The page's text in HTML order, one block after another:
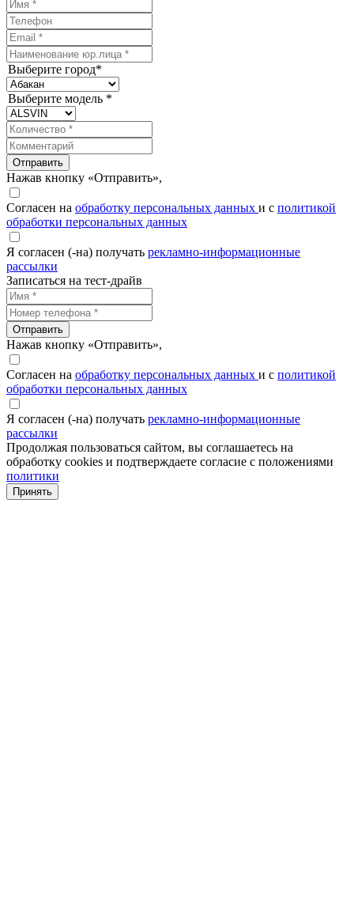
Выберите город*
Выберите модель *
Отправить
Нажав кнопку «Отправить»,
Согласен на обработку персональных данных и с политикой
обработки персональных данных
Я согласен (-на) получать рекламно-информационные
рассылки
Записаться на тест-драйв
Отправить
Нажав кнопку «Отправить»,
Согласен на обработку персональных данных и с политикой
обработки персональных данных
Я согласен (-на) получать рекламно-информационные
рассылки
Продолжая пользоваться сайтом, вы соглашаетесь на
обработку cookies и подтверждаете согласие с положениями
политики
Принять